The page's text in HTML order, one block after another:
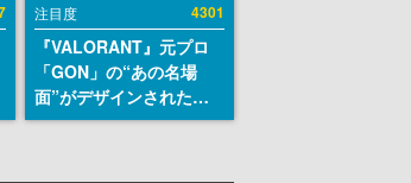
注目度 4301
『VALORANT』元プロ
「GON」の“あの名場
面”がデザインされた新
作グッズが本日8月5日よ